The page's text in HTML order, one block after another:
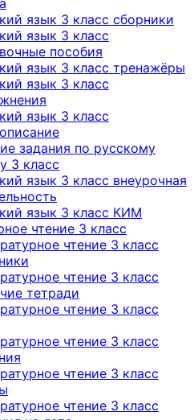
язык 3 класс сборники
язык 3 класс
пособия
язык 3 класс тренажёры
язык 3 класс
язык 3 класс
задания по русскому
3 класс
язык 3 класс внеурочная
язык 3 класс КИМ
чтение 3 класс
чтение 3 класс
чтение 3 класс
тетради
чтение 3 класс
чтение 3 класс
чтение 3 класс
чтение 3 класс